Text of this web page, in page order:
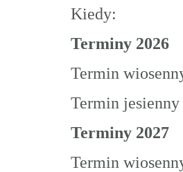
Kiedy:
Terminy 2026
Termin
Termin
Terminy 2027
Termin